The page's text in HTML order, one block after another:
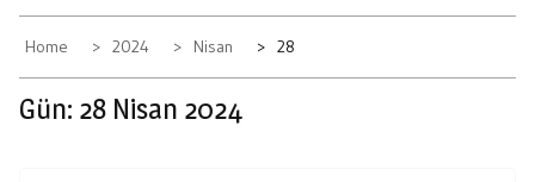
Home 2024 Nisan 28
Gün: 28 Nisan 2024